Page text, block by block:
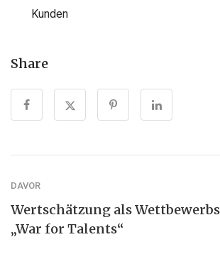
Kunden
Share
DAVOR
Wertschätzung als
„War for Talents“